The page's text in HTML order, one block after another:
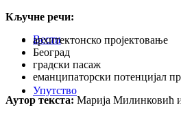
Вести
Упутство
Кључне речи:
архитектонско пројектовање
Београд
градски пасаж
еманципаторски потенцијал
Аутор текста: Марија Милинковић